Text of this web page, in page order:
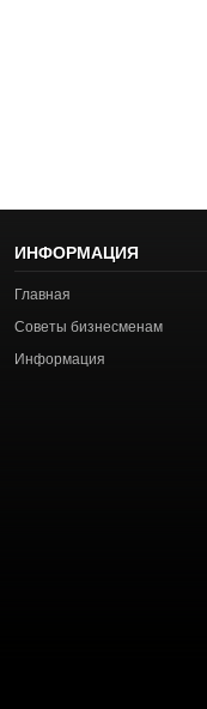
ИНФОРМАЦИЯ
Главная
Советы бизнесменам
Информация